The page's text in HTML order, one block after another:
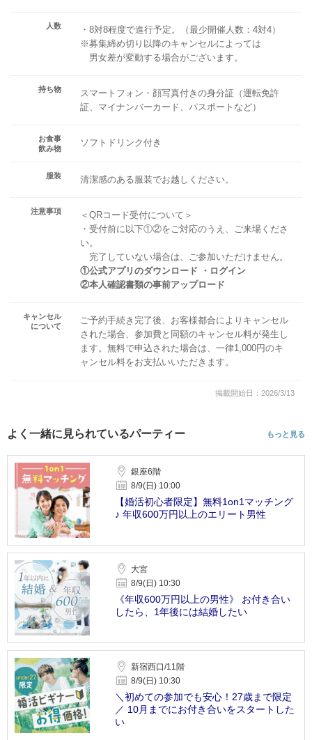
人数
・8対8程度で進行予定。（最少開催人数：4対4）
※募集締め切り以降のキャンセルによっては
男女差が変動する場合がございます。
持ち物
スマートフォン・顔写真付きの身分証（運転免許
証、マイナンバーカード、パスポートなど）
お食事
飲み物
ソフトドリンク付き
服装 清潔感のある服装でお越しください。
注意事項
＜QRコード受付について＞
・受付前に以下①②をご対応のうえ、ご来場くださ
い。
完了していない場合は、ご参加いただけません。
①公式アプリのダウンロード ・ログイン
②本人確認書類の事前アップロード
キャンセル
について
ご予約手続き完了後、お客様都合によりキャンセル
された場合、参加費と同額のキャンセル料が発生し
ます。無料で申込された場合は、一律1,000円のキ
ャンセル料をお支払いいただきます。
掲載開始日：2026/3/13
よく一緒に見られているパーティー もっと見る
銀座6階
8/9(日) 10:00
【婚活初心者限定】無料1on1マッチング
♪ 年収600万円以上のエリート男性
大宮
8/9(日) 10:30
《年収600万円以上の男性》 お付き合い
したら、1年後には結婚したい
新宿西口/11階
8/9(日) 10:30
＼初めての参加でも安心！27歳まで限定
／ 10月までにお付き合いをスタートした
い